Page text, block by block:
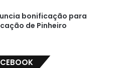
bonificação para
de Pinheiro